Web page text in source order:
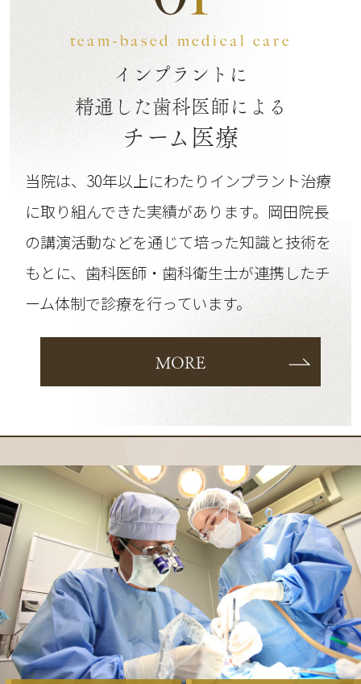
team-based medical care
インプラントに
精通した歯科医師による
チーム医療
当院は、30年以上にわたりインプラント治療
に取り組んできた実績があります。 岡田院長
の講演活動などを通じて培った知識と技術を
もとに、歯科医師・歯科衛生士が連携したチ
ーム体制で診療を行っています。
MORE